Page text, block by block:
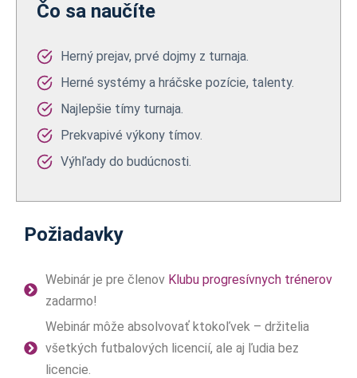
Čo sa naučíte
Herný prejav, prvé dojmy z turnaja.
Herné systémy a hráčske pozície, talenty.
Najlepšie tímy turnaja.
Prekvapivé výkony tímov.
Výhľady do budúcnosti.
Požiadavky
Webinár je pre členov Klubu progresívnych trénerov
zadarmo!
Webinár môže absolvovať ktokoľvek – držitelia
všetkých futbalových licencií, ale aj ľudia bez
licencie.